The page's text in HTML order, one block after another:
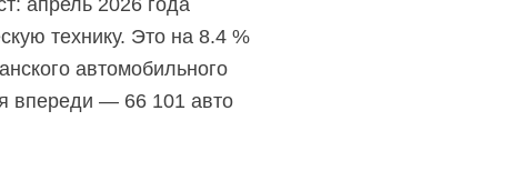
апрель 2026 года
технику. Это на 8.4 %
автомобильного
впереди — 66 101 авто